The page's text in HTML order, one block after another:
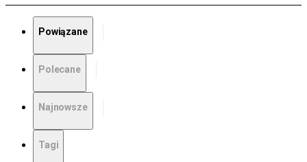
Powiązane
Polecane
Najnowsze
Tagi